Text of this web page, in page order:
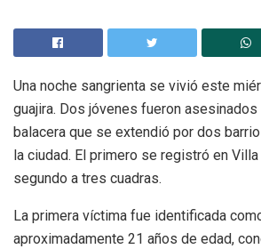
Una noche sangrienta se vivió este
guajira. Dos jóvenes fueron
balacera que se extendió por dos
la ciudad. El primero se registró en
segundo a tres cuadras.
La primera víctima fue identificada
aproximadamente 21 años de edad,